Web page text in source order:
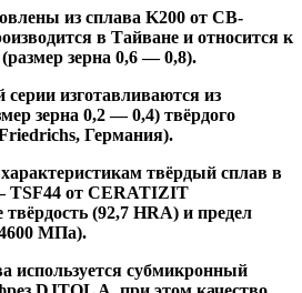
из сплава K200 от CB-
в Тайване и относится к
зерна 0,6 — 0,8).
серии изготавливаются из
зерна 0,2 — 0,4) твёрдого
Германия).
твёрдый сплав в
TSF44 от CERATIZIT
(92,7 HRA) и предел
МПа).
используется субмикронный